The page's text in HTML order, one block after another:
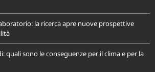
la ricerca apre nuove prospettive
quali sono le conseguenze per il clima e per la